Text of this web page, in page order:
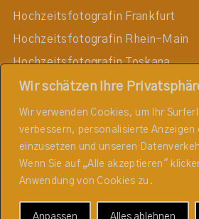
Wir schätzen Ihre
Wir verwenden Cookies, um Ihr
verbessern, personalisierte Anzeigen
einzusetzen und unseren
Wenn Sie auf „Alle akzeptieren"
Anwendung von Cookies zu.
Anpassen Alles ablehnen
Hochzeitsfotografin Frankfurt
Hochzeitsfotografin Rhein-Main
Hochzeitsfotografin Toskana
Hochzeitsfotografin Darmstadt
Hochzeitsfotografin Mainz
Hochzeitsfotografin Wiesbaden
Hochzeitsfotografin Taunus
Hochzeitsfotografin Rheingau